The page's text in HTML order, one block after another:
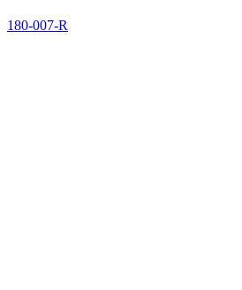
180-007-R